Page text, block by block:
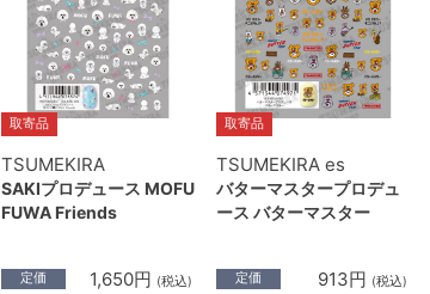
取寄品
TSUMEKIRA
SAKIプロデュース MOFU
FUWA Friends
定価 1,650円 (税込)
取寄品
TSUMEKIRA es
バターマスタープロデュ
ース バターマスター
定価 913円 (税込)